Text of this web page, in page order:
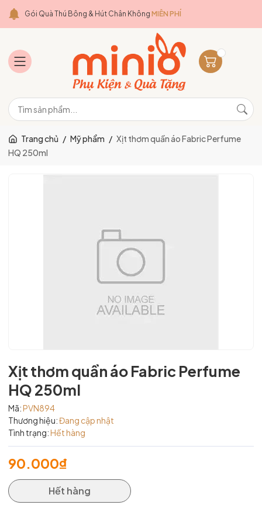
Gói Quà Thú Bông & Hút Chân Không MIỄN PHÍ
Trang chủ / Mỹ phẩm / Xịt thơm quần áo Fabric Perfume
HQ 250ml
Xịt thơm quần áo Fabric Perfume
HQ 250ml
Mã:PVN894
Thương hiệu:Đang cập nhật
Tình trạng:Hết hàng
90.000₫
Hết hàng